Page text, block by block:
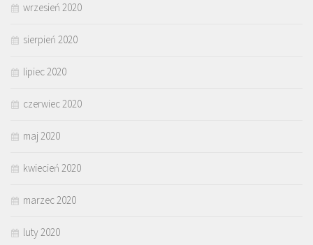
wrzesień 2020
sierpień 2020
lipiec 2020
czerwiec 2020
maj 2020
kwiecień 2020
marzec 2020
luty 2020